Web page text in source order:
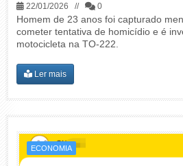
22/01/2026 // 0
Homem de 23 anos foi capturado
cometer tentativa de homicídio e é
motocicleta na TO-222.
Ler mais
ECONOMIA